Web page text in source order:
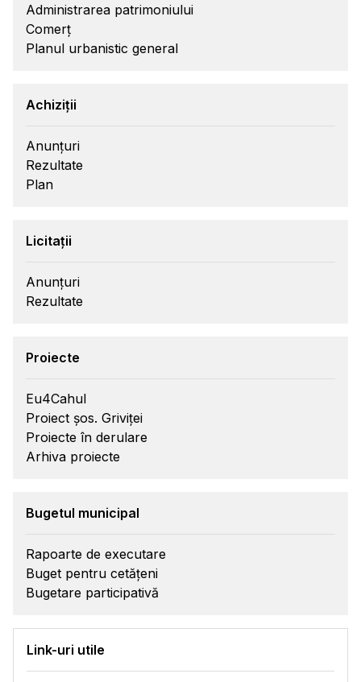
Administrarea patrimoniului
Comerț
Planul urbanistic general
Achiziții
Anunțuri
Rezultate
Plan
Licitații
Anunțuri
Rezultate
Proiecte
Eu4Cahul
Proiect șos. Griviței
Proiecte în derulare
Arhiva proiecte
Bugetul municipal
Rapoarte de executare
Buget pentru cetățeni
Bugetare participativă
Link-uri utile